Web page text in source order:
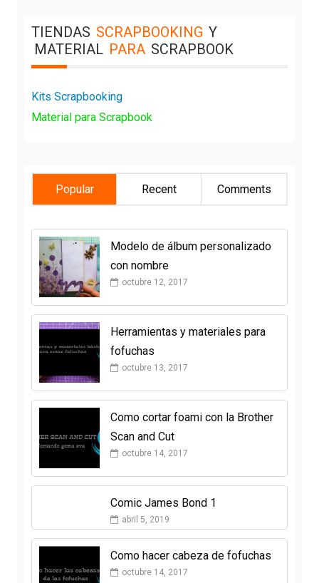
TIENDAS SCRAPBOOKING Y
MATERIAL PARA SCRAPBOOK
Kits Scrapbooking
Material para Scrapbook
Popular Recent Comments
Modelo de álbum personalizado
con nombre
octubre 12, 2017
Herramientas y materiales para
fofuchas
octubre 13, 2017
Como cortar foami con la Brother
Scan and Cut
octubre 14, 2017
Comic James Bond 1
abril 5, 2019
Como hacer cabeza de fofuchas
octubre 14, 2017